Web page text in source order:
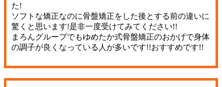
た!
ソフトな矯正なのに骨盤矯正をした後とする前の違いに
驚くと思います!是非一度受けてみてください!!
まろんグループでもゆめたか式骨盤矯正のおかげで身体
の調子が良くなっている人が多いです!!おすすめです!!